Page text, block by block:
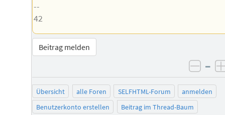
--
42
Beitrag melden
–
Übersicht alle Foren SELFHTML-Forum
anmelden
Benutzerkonto erstellen
Beitrag im Thread-Baum